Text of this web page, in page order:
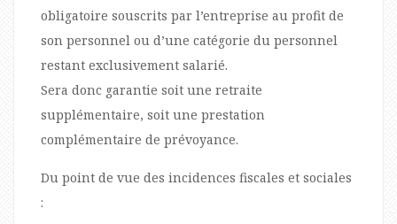
obligatoire souscrits par l’entreprise au profit de
son personnel ou d’une catégorie du personnel
restant exclusivement salarié.
Sera donc garantie soit une retraite
supplémentaire, soit une prestation
complémentaire de prévoyance.
Du point de vue des incidences fiscales et sociales
: